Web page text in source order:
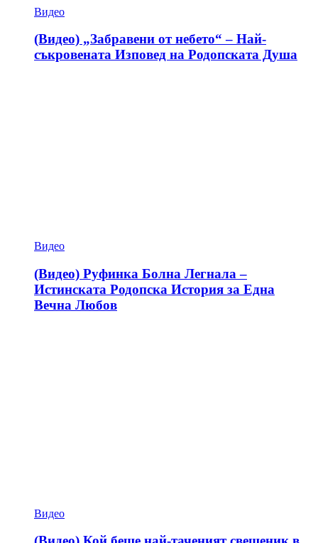
Видео
(Видео) „Забравени от небето“ – Най-
съкровената Изповед на Родопската Душа
Видео
(Видео) Руфинка Болна Легнала –
Истинската Родопска История за Една
Вечна Любов
Видео